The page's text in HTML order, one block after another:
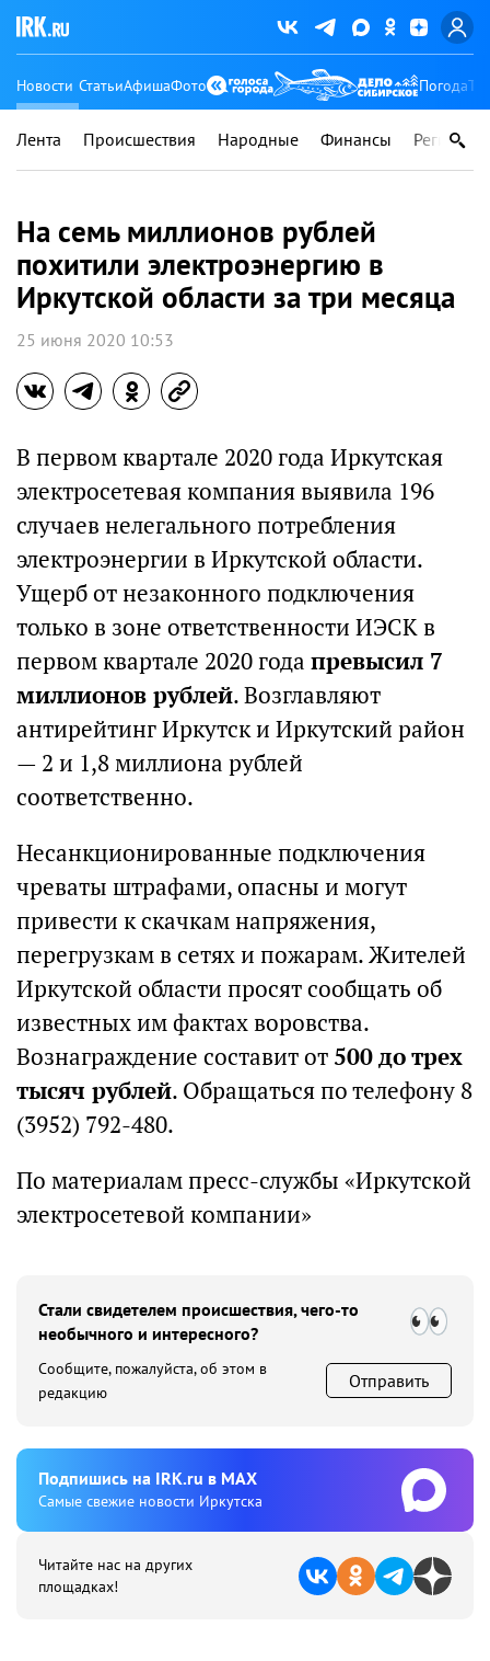
Новости СтатьиАфишаФото Погода
Лента Происшествия Народные Финансы Регионы
На семь миллионов рублей
похитили электроэнергию в
Иркутской области за три месяца
25 июня 2020 10:53
В первом квартале 2020 года Иркутская
электросетевая компания выявила 196
случаев нелегального потребления
электроэнергии в Иркутской области.
Ущерб от незаконного подключения
только в зоне ответственности ИЭСК в
первом квартале 2020 года превысил 7
миллионов рублей. Возглавляют
антирейтинг Иркутск и Иркутский район
— 2 и 1,8 миллиона рублей
соответственно.
Несанкционированные подключения
чреваты штрафами, опасны и могут
привести к скачкам напряжения,
перегрузкам в сетях и пожарам. Жителей
Иркутской области просят сообщать об
известных им фактах воровства.
Вознаграждение составит от 500 до трех
тысяч рублей. Обращаться по телефону 8
(3952) 792-480.
По материалам пресс-службы «Иркутской
электросетевой компании»
Стали свидетелем происшествия, чего-то
необычного и интересного?
Сообщите, пожалуйста, об этом в
редакцию
Отправить
Подпишиcь на IRK.ru в MAX
Cамые свежие новости Иркутска
Читайте нас на других
площадках!